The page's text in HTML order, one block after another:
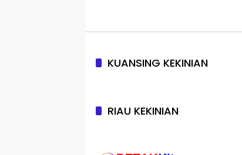
KUANSING KEKINIAN
RIAU KEKINIAN